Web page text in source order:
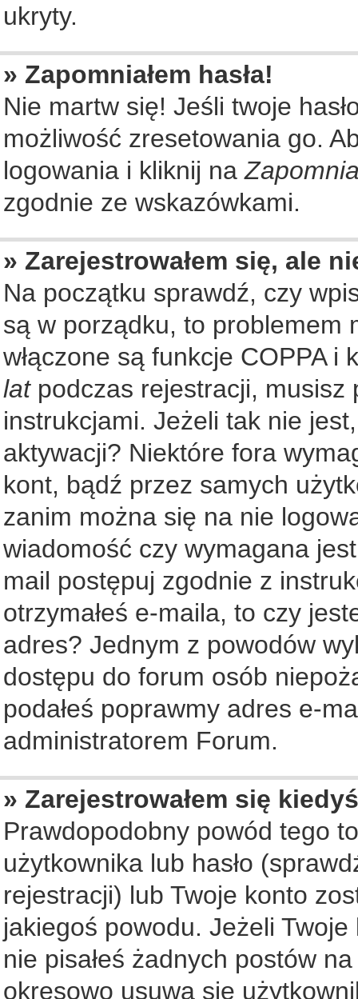
ukryty.
» Zapomniałem hasła!
Nie martw się! Jeśli twoje
możliwość zresetowania go.
logowania i kliknij na
zgodnie ze wskazówkami.
» Zarejestrowałem się, ale
Na początku sprawdź, czy
są w porządku, to problemem
włączone są funkcje COPPA i
latpodczas rejestracji, musisz
instrukcjami. Jeżeli tak nie
aktywacji? Niektóre fora
kont, bądź przez samych
zanim można się na nie
wiadomość czy wymagana
mail postępuj zgodnie z
otrzymałeś e-maila, to czy
adres? Jednym z powodów
dostępu do forum osób
podałeś poprawmy adres e-
administratorem Forum.
» Zarejestrowałem się
Prawdopodobny powód tego
użytkownika lub hasło
rejestracji) lub Twoje konto
jakiegoś powodu. Jeżeli
nie pisałeś żadnych postów
okresowo usuwa się